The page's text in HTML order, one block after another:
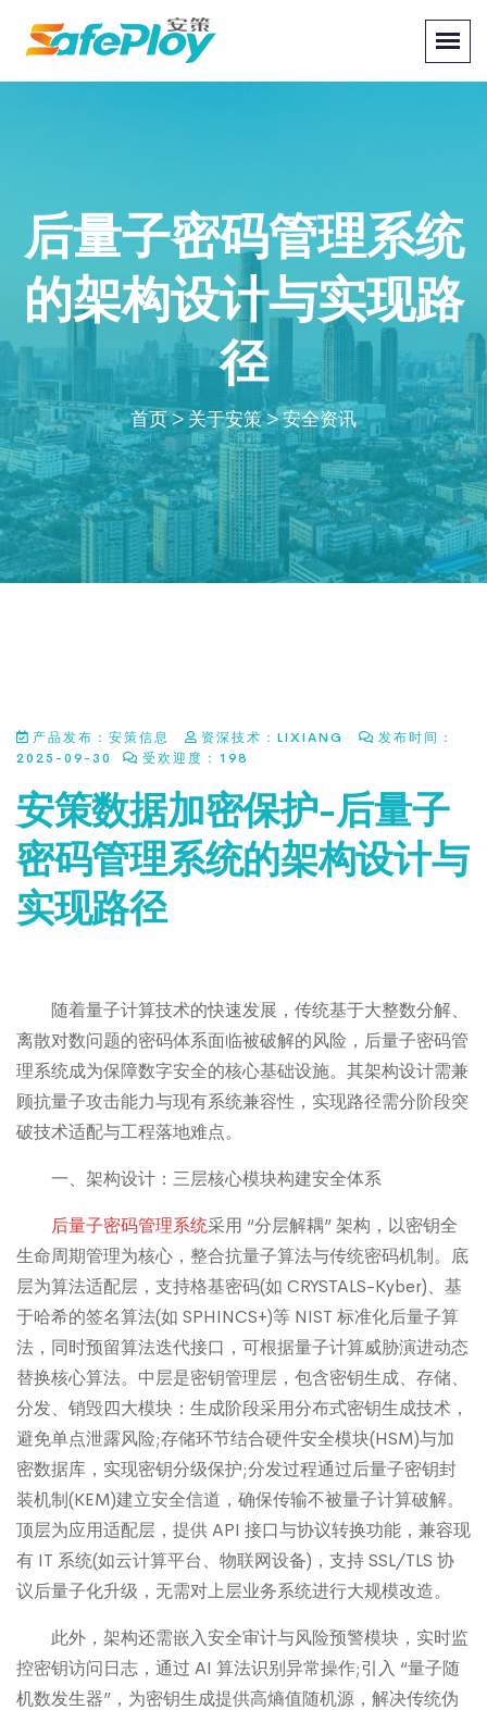
后量子密码管理系统
的架构设计与实现路
径
首页>关于安策>安全资讯
产品发布：安策信息 资深技术： LIXIANG
发布时间：
2025-09-30
受欢迎度： 198
安策数据加密保护-后量子
密码管理系统的架构设计与
实现路径
随着量子计算技术的快速发展，传统基于大整数分解、
离散对数问题的密码体系面临被破解的风险，后量子密码管
理系统成为保障数字安全的核心基础设施。其架构设计需兼
顾抗量子攻击能力与现有系统兼容性，实现路径需分阶段突
破技术适配与工程落地难点。
一、架构设计：三层核心模块构建安全体系
后量子密码管理系统采用 “分层解耦” 架构，以密钥全
生命周期管理为核心，整合抗量子算法与传统密码机制。底
层为算法适配层，支持格基密码(如 CRYSTALS-Kyber)、基
于哈希的签名算法(如 SPHINCS+)等 NIST 标准化后量子算
法，同时预留算法迭代接口，可根据量子计算威胁演进动态
替换核心算法。中层是密钥管理层，包含密钥生成、存储、
分发、销毁四大模块：生成阶段采用分布式密钥生成技术，
避免单点泄露风险;存储环节结合硬件安全模块(HSM)与加
密数据库，实现密钥分级保护;分发过程通过后量子密钥封
装机制(KEM)建立安全信道，确保传输不被量子计算破解。
顶层为应用适配层，提供 API 接口与协议转换功能，兼容现
有 IT 系统(如云计算平台、物联网设备)，支持 SSL/TLS 协
议后量子化升级，无需对上层业务系统进行大规模改造。
此外，架构还需嵌入安全审计与风险预警模块，实时监
控密钥访问日志，通过 AI 算法识别异常操作;引入 “量子随
机数发生器”，为密钥生成提供高熵值随机源，解决传统伪